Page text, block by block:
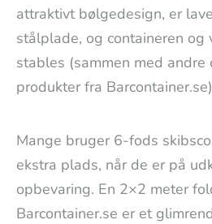
attraktivt bølgedesign, er
stålplade, og containeren
stables (sammen med andre
produkter fra
Mange bruger 6-fods
ekstra plads, når de er på
opbevaring. En 2×2 meter
Barcontainer.se er et